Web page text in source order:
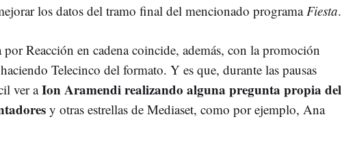
los datos del tramo final del mencionado programa Fiesta.
por Reacción en cadena coincide, además, con la promoción
Telecinco del formato. Y es que, durante las pausas
ver aIon Aramendi realizando alguna pregunta propia del
y otras estrellas de Mediaset, como por ejemplo, Ana